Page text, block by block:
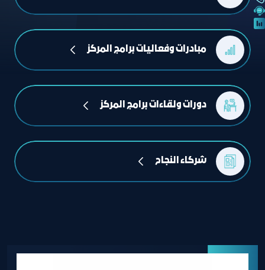
مبادرات وفعاليات برامج المركز
دورات ولقاءات برامج المركز
شركاء النجاح